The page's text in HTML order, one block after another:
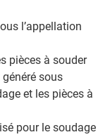
l’appellation
pièces à souder
sous
et les pièces à
pour le soudage